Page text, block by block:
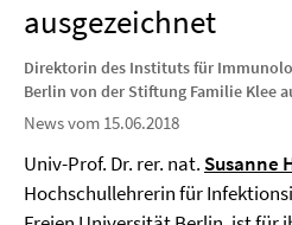
ausgezeichnet
Direktorin des Instituts für
Berlin von der Stiftung Familie Klee
News vom 15.06.2018
Univ-Prof. Dr. rer. nat. Susanne
Hochschullehrerin für